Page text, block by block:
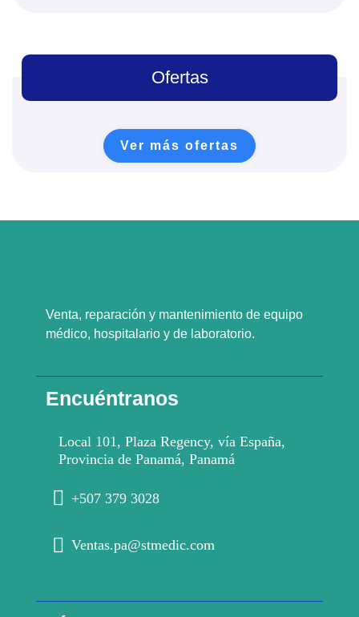
Ofertas
Ver más ofertas
Venta, reparación y mantenimiento de equipo
médico, hospitalario y de laboratorio.
Encuéntranos
Local 101, Plaza Regency, vía España,
Provincia de Panamá, Panamá
+507 379 3028
Ventas.pa@stmedic.com